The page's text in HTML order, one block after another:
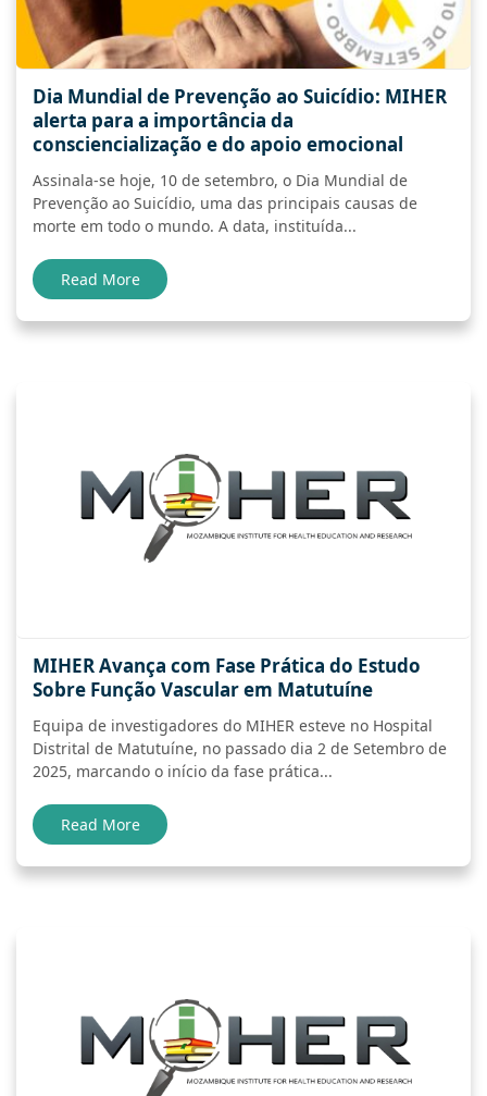
Dia Mundial de Prevenção ao Suicídio: MIHER
alerta para a importância da
consciencialização e do apoio emocional
Assinala-se hoje, 10 de setembro, o Dia Mundial de
Prevenção ao Suicídio, uma das principais causas de
morte em todo o mundo. A data, instituída...
Read More
MIHER Avança com Fase Prática do Estudo
Sobre Função Vascular em Matutuíne
Equipa de investigadores do MIHER esteve no Hospital
Distrital de Matutuíne, no passado dia 2 de Setembro de
2025, marcando o início da fase prática...
Read More